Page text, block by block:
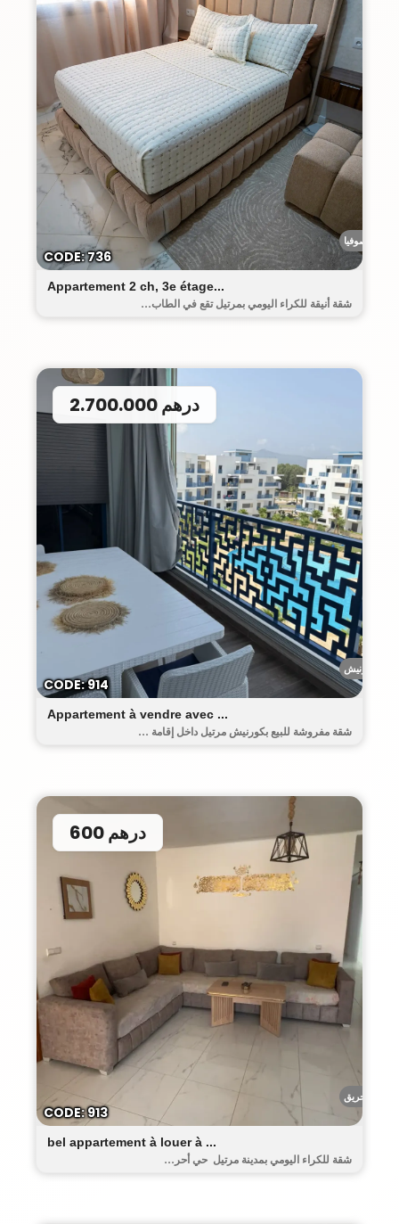
رياض صوفيا
Appartement 2 ch, 3e étage...
شقة أنيقة للكراء اليومي بمرتيل تقع في الطاب...
CODE: 736
الكورنيش
Appartement à vendre avec ...
2.700.000 درهم
شقة مفروشة للبيع بكورنيش مرتيل داخل إقامة ...
CODE: 914
أحريق
bel appartement à louer à ...
600 درهم
شقة للكراء اليومي بمدينة مرتيل حي أحر...
CODE: 913